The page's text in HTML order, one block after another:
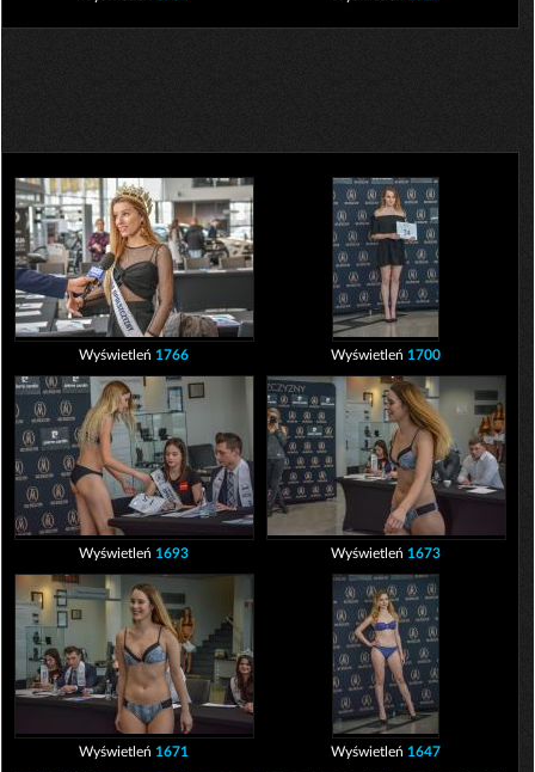
Wyświetleń 1766 Wyświetleń 1700
Wyświetleń 1693 Wyświetleń 1673
Wyświetleń 1671 Wyświetleń 1647